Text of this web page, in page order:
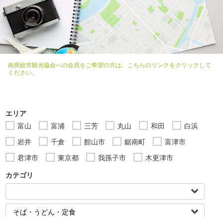
南房総市観光協会への会員をご希望の方は、こちらのリンクをクリックして
ください。
エリア
富山
富浦 三芳 丸山 和田
白浜
岩井
千倉 館山市 鋸南町
富津市
君津市
東京都 我孫子市 木更津市
カテゴリ